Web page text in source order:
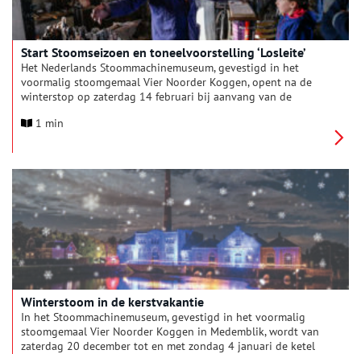
Start Stoomseizoen en toneelvoorstelling ‘Losleite’
Het Nederlands Stoommachinemuseum, gevestigd in het
voormalig stoomgemaal Vier Noorder Koggen, opent na de
winterstop op zaterdag 14 februari bij aanvang van de
museum herbergt één van de grootste collecties nog werkende
ontdekking van de stoommachine die de wereld veranderde.
1 min
Winterstoom in de kerstvakantie
In het Stoommachinemuseum, gevestigd in het voormalig
stoomgemaal Vier Noorder Koggen in Medemblik, wordt van
zaterdag 20 december tot en met zondag 4 januari de ketel